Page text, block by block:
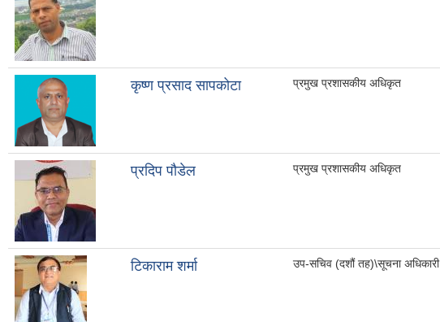
कृष्ण प्रसाद सापकोटा प्रमुख प्रशासकीय अधिकृत
प्रदिप पौडेल प्रमुख प्रशासकीय अधिकृत
टिकाराम शर्मा उप-सचिव (दशौं तह)\सूचना अधिकारी